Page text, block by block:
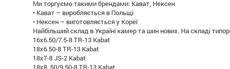
Ми торгуємо такими брендами: Кават, Нексен
• Кават – виробляється в Польщі
• Нексен – виготовляється у Кореї
Найбільший склад в Україні камер та шин нових. На складі
16x6.50/7.5-8 TR-13 Kabat
18x6.50-8 TR-13 Kabat
18x7-8 JS-2 Kabat
18x8. 50/9.50-8 TR-13 Kabat